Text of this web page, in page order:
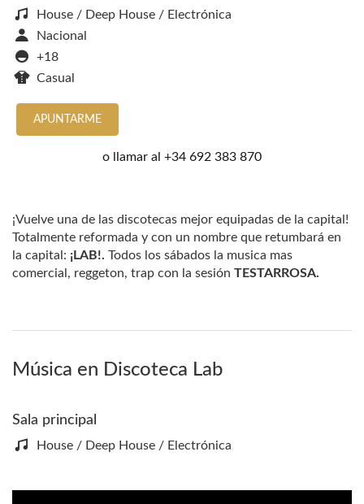
House / Deep House / Electrónica
Nacional
+18
Casual
APUNTARME
o llamar al +34 692 383 870
¡Vuelve una de las discotecas mejor equipadas de la capital!
Totalmente reformada y con un nombre que retumbará en
la capital: ¡LAB!. Todos los sábados la musica mas
comercial, reggeton, trap con la sesión TESTARROSA.
Música en Discoteca Lab
Sala principal
House / Deep House / Electrónica